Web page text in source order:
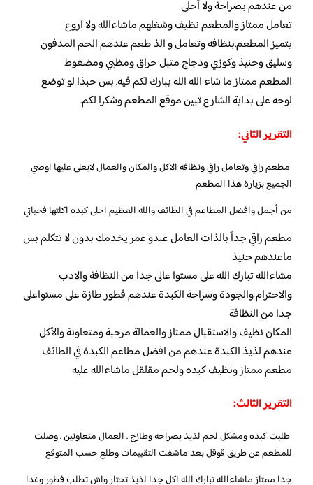
من عندهم بصراحة ولا أحلى
تعامل ممتاز والمطعم نظيف وشغلهم ماشاءالله ولا اروع
يتميز المطعم.بنظافه وتعامل و الذ طعم عندهم الحم المدفون
وسليق وحنيذ وكوزي ودجاج متبل حراق ومظبي ومضغوط
المطعم ممتاز ما شاء الله الله يبارك لكم فيه. بس حبذا لو توضع
لوحه على بداية الشارع تبين موقع المطعم وشكرا لكم.
التقرير الثاني:
مطعم راقي وتعامل راقي ونظافه الاكل والمكان والعمال لايعلى عليها اوصي
الجميع بزيارة هذا المطعم
من أجمل وافضل المطاعم في الطائف والله العظيم احلى كبده اكلتها فحياتي
مطعم راقي جداً بالذات العامل عبدو عمر يخدمك بدون لا تتكلم بس
ماعندهم حنيذ
مشاءالله تبارك الله على مستوا عالى جدا من النظافة والادب
والاحترام والجودة وسراحة الكبدة عندهم فطور طازة على مستواعلى
جدا من النظافة
المكان نظيف والاستقبال ممتاز والعمالة مرحبة ومتعاونة والأكل
عندهم لذيذ الكبدة عندهم من افضل مطاعم الكبدة في الطائف
مطعم ممتاز ونظيف كبده ولحم مقلقل ماشاءالله عليه
التقرير الثالث:
طلبت كبده ومشكل لحم لذيذ بصراحه وطازج . العمال متعاونين . وصلت
للمطعم عن طريق قوقل بعد ماشفت التقييمات وطلع حسب المتوقع
جدا ممتاز ماشاءالله تبارك الله اكل جدا لذيذ تحتار واش تطلب فطور وغدا